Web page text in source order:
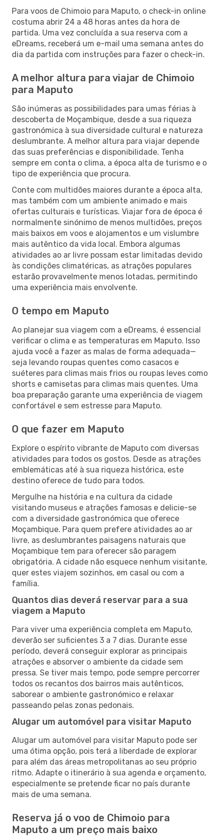
Para voos de Chimoio para Maputo, o check-in online
costuma abrir 24 a 48 horas antes da hora de
partida. Uma vez concluída a sua reserva com a
eDreams, receberá um e-mail uma semana antes do
dia da partida com instruções para fazer o check-in.
A melhor altura para viajar de Chimoio
para Maputo
São inúmeras as possibilidades para umas férias à
descoberta de Moçambique, desde a sua riqueza
gastronómica à sua diversidade cultural e natureza
deslumbrante. A melhor altura para viajar depende
das suas preferências e disponibilidade. Tenha
sempre em conta o clima, a época alta de turismo e o
tipo de experiência que procura.
Conte com multidões maiores durante a época alta,
mas também com um ambiente animado e mais
ofertas culturais e turísticas. Viajar fora de época é
normalmente sinónimo de menos multidões, preços
mais baixos em voos e alojamentos e um vislumbre
mais autêntico da vida local. Embora algumas
atividades ao ar livre possam estar limitadas devido
às condições climatéricas, as atrações populares
estarão provavelmente menos lotadas, permitindo
uma experiência mais envolvente.
O tempo em Maputo
Ao planejar sua viagem com a eDreams, é essencial
verificar o clima e as temperaturas em Maputo. Isso
ajuda você a fazer as malas de forma adequada—
seja levando roupas quentes como casacos e
suéteres para climas mais frios ou roupas leves como
shorts e camisetas para climas mais quentes. Uma
boa preparação garante uma experiência de viagem
confortável e sem estresse para Maputo.
O que fazer em Maputo
Explore o espírito vibrante de Maputo com diversas
atividades para todos os gostos. Desde as atrações
emblemáticas até à sua riqueza histórica, este
destino oferece de tudo para todos.
Mergulhe na história e na cultura da cidade
visitando museus e atrações famosas e delicie-se
com a diversidade gastronómica que oferece
Moçambique. Para quem prefere atividades ao ar
livre, as deslumbrantes paisagens naturais que
Moçambique tem para oferecer são paragem
obrigatória. A cidade não esquece nenhum visitante,
quer estes viajem sozinhos, em casal ou com a
família.
Quantos dias deverá reservar para a sua
viagem a Maputo
Para viver uma experiência completa em Maputo,
deverão ser suficientes 3 a 7 dias. Durante esse
período, deverá conseguir explorar as principais
atrações e absorver o ambiente da cidade sem
pressa. Se tiver mais tempo, pode sempre percorrer
todos os recantos dos bairros mais autênticos,
saborear o ambiente gastronómico e relaxar
passeando pelas zonas pedonais.
Alugar um automóvel para visitar Maputo
Alugar um automóvel para visitar Maputo pode ser
uma ótima opção, pois terá a liberdade de explorar
para além das áreas metropolitanas ao seu próprio
ritmo. Adapte o itinerário à sua agenda e orçamento,
especialmente se pretende ficar no país durante
mais de uma semana.
Reserva já o voo de Chimoio para
Maputo a um preço mais baixo